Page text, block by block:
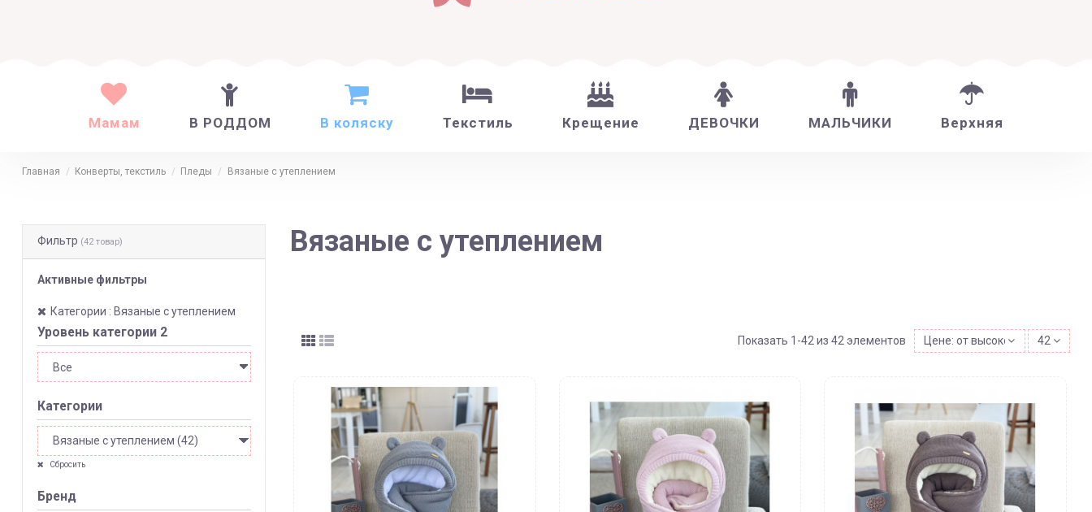
Мамам В РОДДОМ В коляску Текстиль Крещение ДЕВОЧКИ МАЛЬЧИКИ Верхняя
Главная Конверты, текстиль Пледы Вязаные с утеплением
Вязаные с утеплением
Показать 1-42 из 42 элементов Цене: от высокой к низкой
42
Фильтр (42 товар)
Активные фильтры
Категории : Вязаные с утеплением
Уровень категории 2
Категории
Сбросить
Бренд